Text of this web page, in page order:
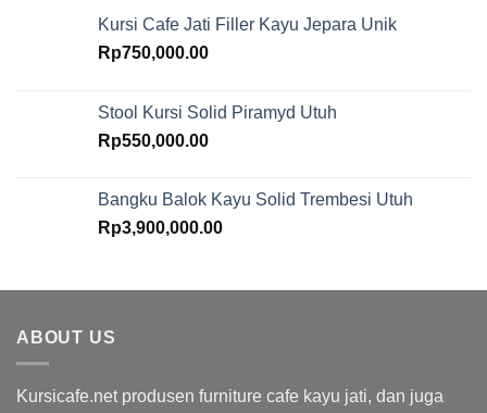
Kursi Cafe Jati Filler Kayu Jepara Unik
Rp750,000.00
Stool Kursi Solid Piramyd Utuh
Rp550,000.00
Bangku Balok Kayu Solid Trembesi Utuh
Rp3,900,000.00
ABOUT US
Kursicafe.net produsen furniture cafe kayu jati, dan juga